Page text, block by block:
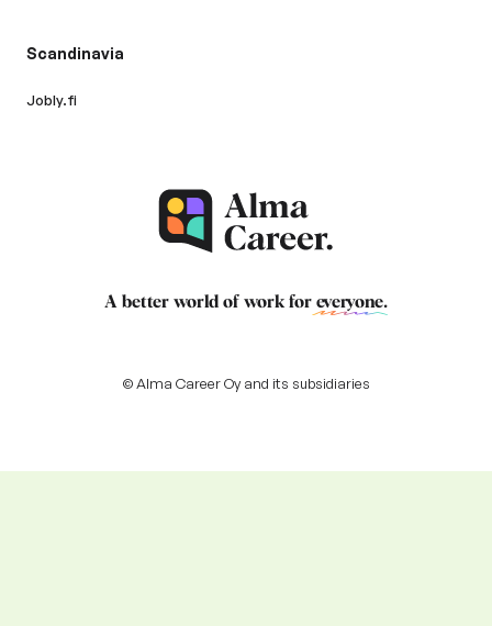
Scandinavia
Jobly.fi
A better world of work for everyone.
© Alma Career Oy and its subsidiaries